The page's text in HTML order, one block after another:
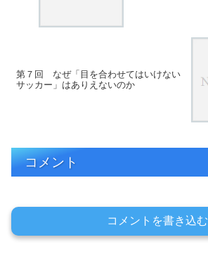
第７回 なぜ「目を合わせてはいけない
サッカー」はありえないのか
コメント
コメントを書き込む